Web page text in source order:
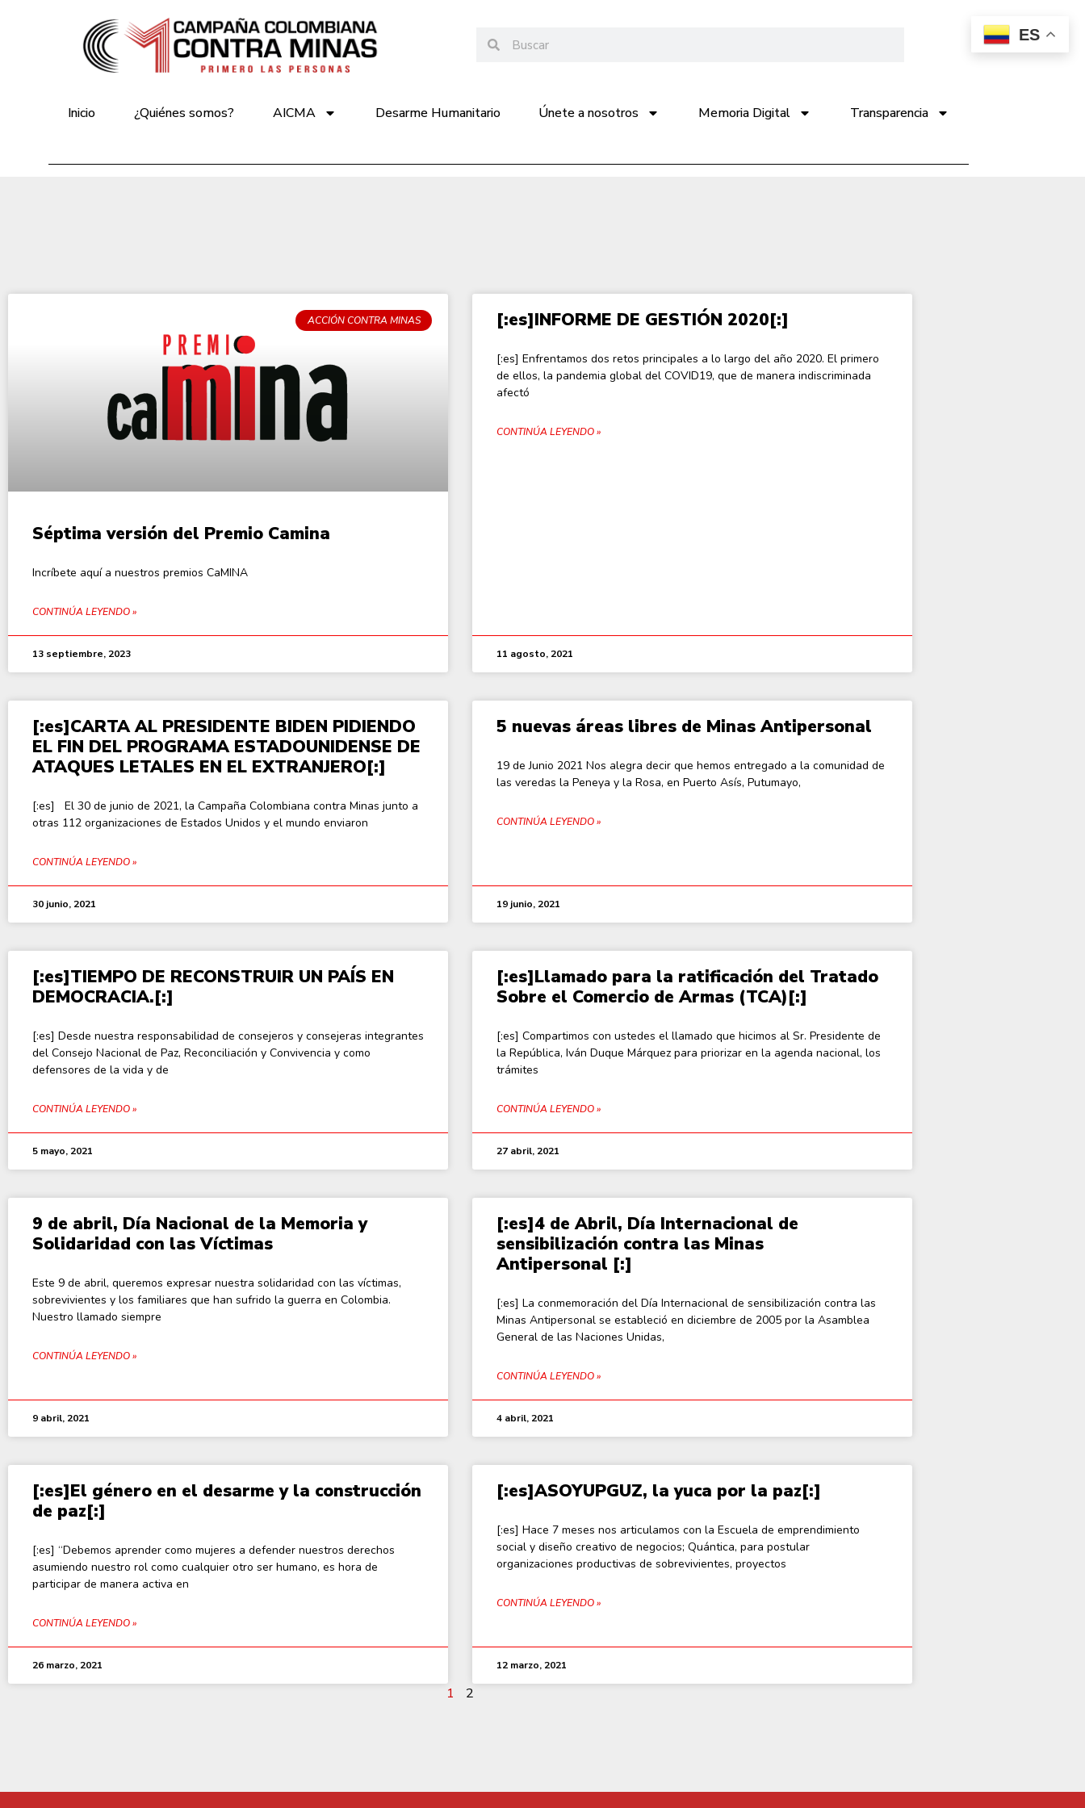
Inicio ¿Quiénes somos? AICMA Desarme Humanitario Únete a nosotros Memoria Digital Transparencia
ACCIÓN CONTRA MINAS
Séptima versión del Premio Camina
Incríbete aquí a nuestros premios CaMINA
CONTINÚA LEYENDO »
13 septiembre, 2023
[:es]INFORME DE GESTIÓN 2020[:]
[:es] Enfrentamos dos retos principales a lo largo del año 2020. El primero
de ellos, la pandemia global del COVID19, que de manera indiscriminada
afectó
CONTINÚA LEYENDO »
11 agosto, 2021
[:es]CARTA AL PRESIDENTE BIDEN PIDIENDO
EL FIN DEL PROGRAMA ESTADOUNIDENSE DE
ATAQUES LETALES EN EL EXTRANJERO[:]
[:es] El 30 de junio de 2021, la Campaña Colombiana contra Minas junto a
otras 112 organizaciones de Estados Unidos y el mundo enviaron
CONTINÚA LEYENDO »
30 junio, 2021
5 nuevas áreas libres de Minas Antipersonal
19 de Junio 2021 Nos alegra decir que hemos entregado a la comunidad de
las veredas la Peneya y la Rosa, en Puerto Asís, Putumayo,
CONTINÚA LEYENDO »
19 junio, 2021
[:es]TIEMPO DE RECONSTRUIR UN PAÍS EN
DEMOCRACIA.[:]
[:es] Desde nuestra responsabilidad de consejeros y consejeras integrantes
del Consejo Nacional de Paz, Reconciliación y Convivencia y como
defensores de la vida y de
CONTINÚA LEYENDO »
5 mayo, 2021
[:es]Llamado para la ratificación del Tratado
Sobre el Comercio de Armas (TCA)[:]
[:es] Compartimos con ustedes el llamado que hicimos al Sr. Presidente de
la República, Iván Duque Márquez para priorizar en la agenda nacional, los
trámites
CONTINÚA LEYENDO »
27 abril, 2021
9 de abril, Día Nacional de la Memoria y
Solidaridad con las Víctimas
Este 9 de abril, queremos expresar nuestra solidaridad con las víctimas,
sobrevivientes y los familiares que han sufrido la guerra en Colombia.
Nuestro llamado siempre
CONTINÚA LEYENDO »
9 abril, 2021
[:es]4 de Abril, Día Internacional de
sensibilización contra las Minas
Antipersonal [:]
[:es] La conmemoración del Día Internacional de sensibilización contra las
Minas Antipersonal se estableció en diciembre de 2005 por la Asamblea
General de las Naciones Unidas,
CONTINÚA LEYENDO »
4 abril, 2021
[:es]El género en el desarme y la construcción
de paz[:]
[:es] “Debemos aprender como mujeres a defender nuestros derechos
asumiendo nuestro rol como cualquier otro ser humano, es hora de
participar de manera activa en
CONTINÚA LEYENDO »
26 marzo, 2021
[:es]ASOYUPGUZ, la yuca por la paz[:]
[:es] Hace 7 meses nos articulamos con la Escuela de emprendimiento
social y diseño creativo de negocios; Quántica, para postular
organizaciones productivas de sobrevivientes, proyectos
CONTINÚA LEYENDO »
12 marzo, 2021
1 2
ES